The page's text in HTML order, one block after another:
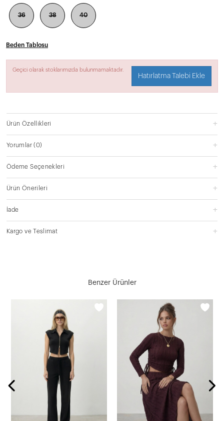
36 38 40
Beden Tablosu
Geçici olarak stoklarımızda bulunmamaktadır.
Hatırlatma Talebi Ekle
Ürün Özellikleri
Yorumlar(0)
Ödeme Seçenekleri
Ürün Önerileri
İade
Kargo ve Teslimat
Benzer Ürünler